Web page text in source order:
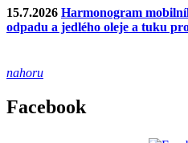
15.7.2026 Harmonogram
odpadu a jedlého oleje a tuku
nahoru
Facebook